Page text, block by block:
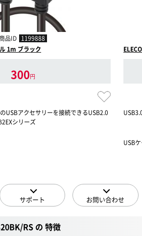
商品ID 1199888
1m ブラック
300円
USBアクセサリーを接続できるUSB2.0
シリーズ
USB
サポート お問い合わせ
RS の 特徴